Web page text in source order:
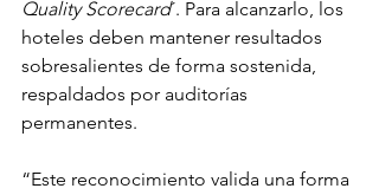
Quality Scorecard´. Para alcanzarlo, los
hoteles deben mantener resultados
sobresalientes de forma sostenida,
respaldados por auditorías
permanentes.
“Este reconocimiento valida una forma